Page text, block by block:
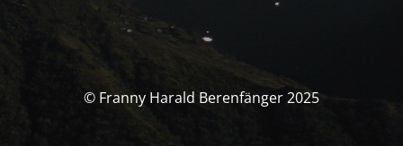
© Franny Harald Berenfänger 2025